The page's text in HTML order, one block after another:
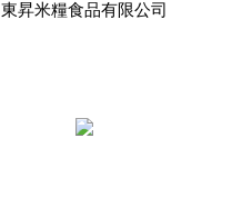
東昇米糧食品有限公司